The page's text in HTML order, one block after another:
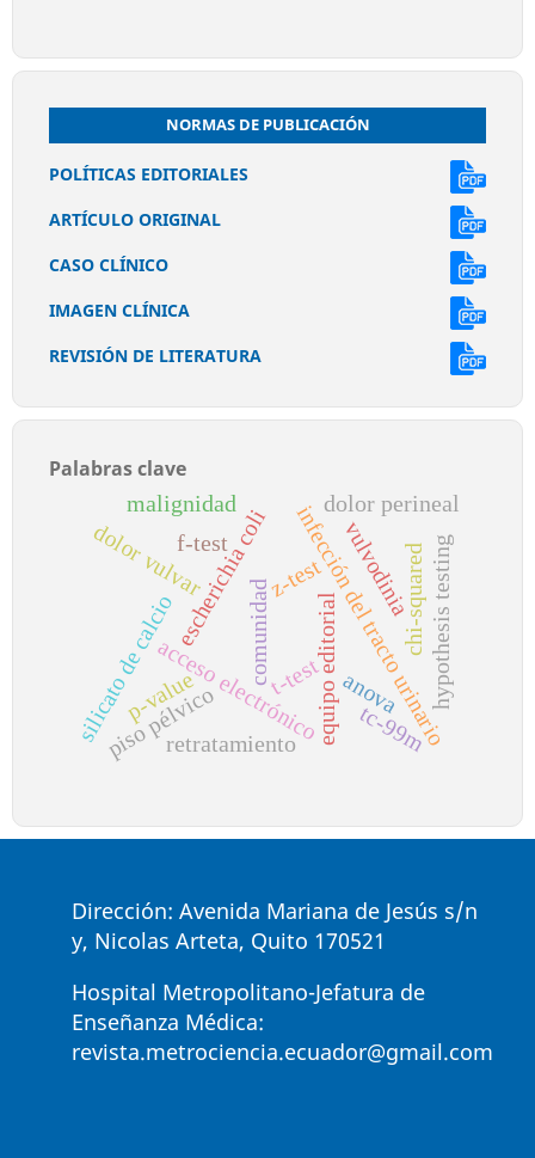
NORMAS DE PUBLICACIÓN
POLÍTICAS EDITORIALES
ARTÍCULO ORIGINAL
CASO CLÍNICO
IMAGEN CLÍNICA
REVISIÓN DE LITERATURA
Palabras clave
equipo editorial
acceso electrónicoinfección del tracto urinario
comunidad
escherichia coli
dolor perineal
vulvodinia
dolor vulvar
piso pélvicoretratamiento
silicato de calcio hypothesis testing
p-value
z-test
t-test anova
chi-squared
f-test
malignidad
tc-99m
Dirección: Avenida Mariana de Jesús s/n
y, Nicolas Arteta, Quito 170521
Hospital Metropolitano-Jefatura de
Enseñanza Médica:
revista.metrociencia.ecuador@gmail.com